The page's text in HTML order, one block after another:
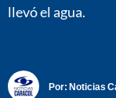
llevó el agua.
Por: Noticias